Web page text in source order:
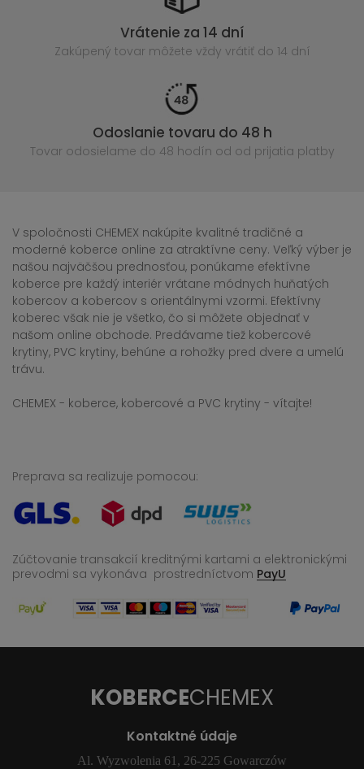
Vrátenie za 14 dní
Zakúpený tovar môžete vždy vrátiť do 14 dní
Odoslanie tovaru do 48 h
Tovar odosielame do 48 hodín od od prijatia platby
V spoločnosti CHEMEX nakúpite kvalitné tradičné a
moderné koberce online za atraktívne ceny. Veľký výber je
našou najväčšou prednosťou, ponúkame efektívne
koberce pre každý interiér vrátane módnych huňatých
kobercov a kobercov s orientálnymi vzormi. Efektívny
koberec však nie je všetko, čo si môžete objednať v
našom online obchode. Predávame tiež kobercové
krytiny, PVC krytiny, behúne a rohožky pred dvere a umelú
trávu.
CHEMEX - koberce, kobercové a PVC krytiny - vítajte!
Preprava sa realizuje pomocou:
Zúčtovanie transakcií kreditnými kartami a elektronickými
prevodmi sa vykonáva prostredníctvom PayU
KOBERCECHEMEX
Kontaktné údaje
Al. Wyzwolenia 61, 26-225 Gowarczów